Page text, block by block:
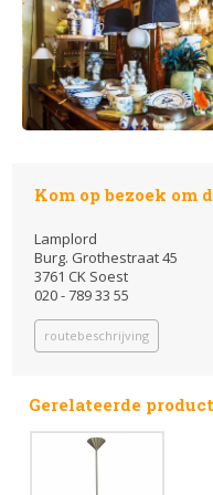
Kom op bezoek om
Lamplord
Burg. Grothestraat 45
3761 CK Soest
020 - 789 33 55
routebeschrijving
Gerelateerde